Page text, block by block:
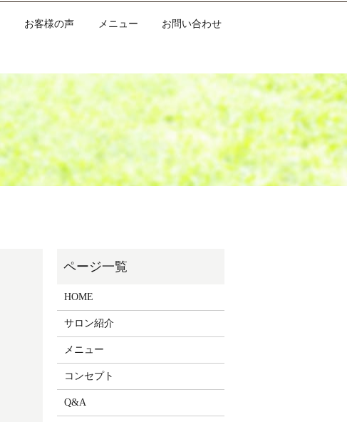
お客様の声 メニュー お問い合わせ
HOME
サロン紹介
メニュー
コンセプト
Q&A